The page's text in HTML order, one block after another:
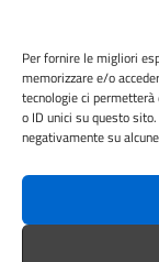
Per fornire le migliori
memorizzare e/o
tecnologie ci
o ID unici su questo
negativamente su
Cookie Policy
Informativa privacy
Dichiarazione di
Note legali
SEGUICI SU